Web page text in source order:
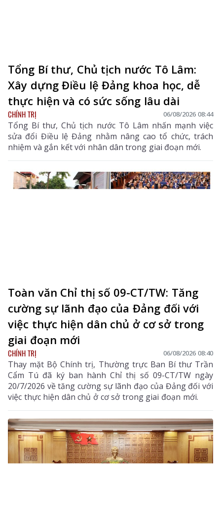
Tổng Bí thư, Chủ tịch nước Tô Lâm:
Xây dựng Điều lệ Đảng khoa học, dễ
thực hiện và có sức sống lâu dài
CHÍNH TRỊ 06/08/2026 08:44
Tổng Bí thư, Chủ tịch nước Tô Lâm nhấn mạnh việc
sửa đổi Điều lệ Đảng nhằm nâng cao tổ chức, trách
nhiệm và gắn kết với nhân dân trong giai đoạn mới.
Toàn văn Chỉ thị số 09-CT/TW: Tăng
cường sự lãnh đạo của Đảng đối với
việc thực hiện dân chủ ở cơ sở trong
giai đoạn mới
CHÍNH TRỊ 06/08/2026 08:40
Thay mặt Bộ Chính trị, Thường trực Ban Bí thư Trần
Cẩm Tú đã ký ban hành Chỉ thị số 09-CT/TW ngày
20/7/2026 về tăng cường sự lãnh đạo của Đảng đối với
việc thực hiện dân chủ ở cơ sở trong giai đoạn mới.